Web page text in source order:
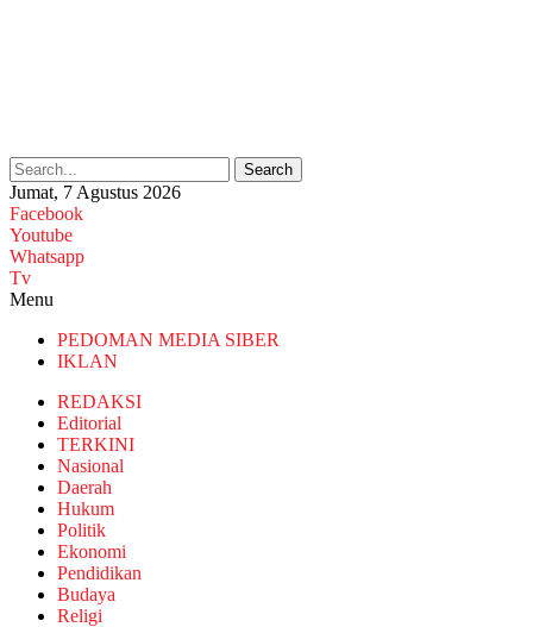
Search
Jumat, 7 Agustus 2026
Facebook
Youtube
Whatsapp
Tv
Menu
PEDOMAN MEDIA SIBER
IKLAN
REDAKSI
Editorial
TERKINI
Nasional
Daerah
Hukum
Politik
Ekonomi
Pendidikan
Budaya
Religi